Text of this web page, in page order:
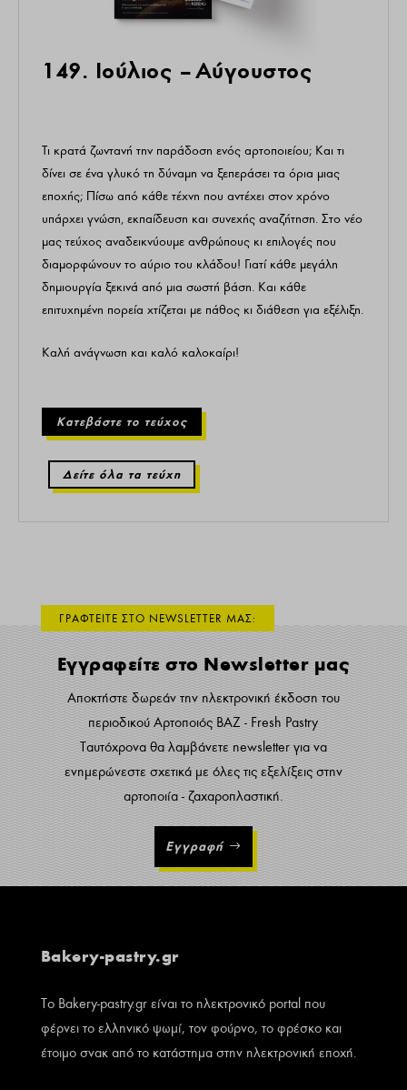
149. Ιούλιος – Αύγουστος
Τι κρατά ζωντανή την παράδοση ενός αρτοποιείου; Και τι
δίνει σε ένα γλυκό τη δύναμη να ξεπεράσει τα όρια μιας
εποχής; Πίσω από κάθε τέχνη που αντέχει στον χρόνο
υπάρχει γνώση, εκπαίδευση και συνεχής αναζήτηση. Στο νέο
μας τεύχος αναδεικνύουμε ανθρώπους κι επιλογές που
διαμορφώνουν το αύριο του κλάδου! Γιατί κάθε μεγάλη
δημιουργία ξεκινά από μια σωστή βάση. Και κάθε
επιτυχημένη πορεία χτίζεται με πάθος κι διάθεση για εξέλιξη.
Καλή ανάγνωση και καλό καλοκαίρι!
Κατεβάστε το τεύχος
Δείτε όλα τα τεύχη
ΓΡΑΦΤΕΙΤΕ ΣΤΟ NEWSLETTER ΜΑΣ:
Εγγραφείτε στο Newsletter μας
Αποκτήστε δωρεάν την ηλεκτρονική έκδοση του
περιοδικού Αρτοποιός ΒΑΖ - Fresh Pastry
Ταυτόχρονα θα λαμβάνετε newsletter για να
ενημερώνεστε σχετικά με όλες τις εξελίξεις στην
αρτοποιία - ζαχαροπλαστική.
Εγγραφή
Bakery-pastry.gr
Το Bakery-pastry.gr είναι το ηλεκτρονικό portal που
φέρνει το ελληνικό ψωμί, τον φούρνο, το φρέσκο και
έτοιμο σνακ από το κατάστημα στην ηλεκτρονική εποχή.